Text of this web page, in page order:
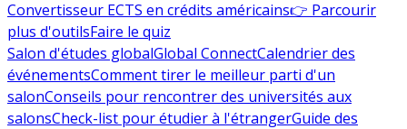
Convertisseur ECTS en crédits américains👉 Parcourir
plus d'outilsFaire le quiz
Salon d'études globalGlobal ConnectCalendrier des
événementsComment tirer le meilleur parti d'un
salonConseils pour rencontrer des universités aux
salonsCheck-list pour étudier à l'étrangerGuide des